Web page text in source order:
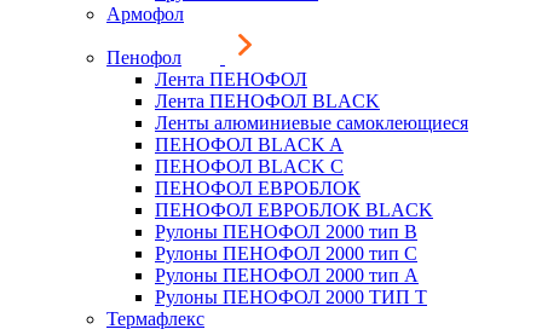
Армофол
Пенофол
Лента ПЕНОФОЛ
Лента ПЕНОФОЛ BLACK
Ленты алюминиевые самоклеющиеся
ПЕНОФОЛ BLACK A
ПЕНОФОЛ BLACK С
ПЕНОФОЛ ЕВРОБЛОК
ПЕНОФОЛ ЕВРОБЛОК BLACK
Рулоны ПЕНОФОЛ 2000 тип B
Рулоны ПЕНОФОЛ 2000 тип C
Рулоны ПЕНОФОЛ 2000 тип А
Рулоны ПЕНОФОЛ 2000 ТИП Т
Термафлекс